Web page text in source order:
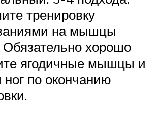
тренировку
на мышцы
Обязательно хорошо
ягодичные мышцы и
по окончанию